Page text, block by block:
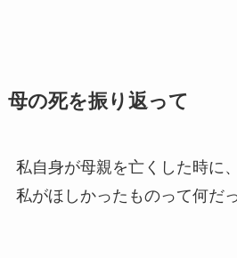
母の死を振り返って
私自身が母親を亡くした時に、
私がほしかったものって何だ